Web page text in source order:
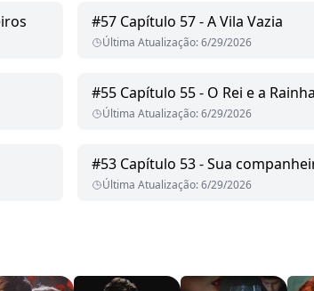
#57 Capítulo 57 - A Vila Vazia
Última Atualização:6/29/2026
#55 Capítulo 55 - O Rei e a
Última Atualização:6/29/2026
#53 Capítulo 53 - Sua
Última Atualização:6/29/2026